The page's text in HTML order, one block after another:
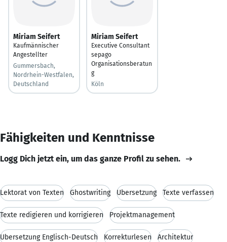
Miriam Seifert
Kaufmännischer
Angestellter
Gummersbach,
Nordrhein-Westfalen,
Deutschland
Miriam Seifert
Executive Consultant
sepago
Organisationsberatun
g
Köln
Fähigkeiten und Kenntnisse
Logg Dich jetzt ein, um das ganze Profil zu sehen.
Lektorat von Texten Ghostwriting Übersetzung Texte verfassen
Texte redigieren und korrigieren Projektmanagement
Übersetzung Englisch-Deutsch Korrekturlesen Architektur